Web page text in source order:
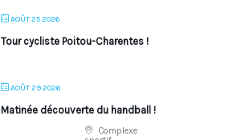
AOÛT 25 2026
Tour cycliste Poitou-Charentes !
AOÛT 29 2026
Matinée découverte du handball !
Complexe